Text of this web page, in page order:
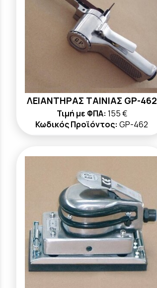
ΛΕΙΑΝΤΗΡΑΣ ΤΑΙΝΙΑΣ GP-462
Τιμή με ΦΠΑ: 155 €
Κωδικός Προϊόντος: GP-462